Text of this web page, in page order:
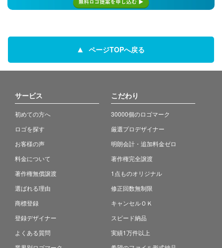
ページTOPへ戻る
サービス
初めての方へ
ロゴを探す
お客様の声
料金について
著作権無償譲渡
選ばれる理由
商標登録
登録デザイナー
よくある質問
こだわり
30000個のロゴマーク
厳選プロデザイナー
明朗会計・追加料金ゼロ
著作権完全譲渡
1点ものオリジナル
修正回数無制限
キャンセルＯＫ
スピード納品
実績1万件以上